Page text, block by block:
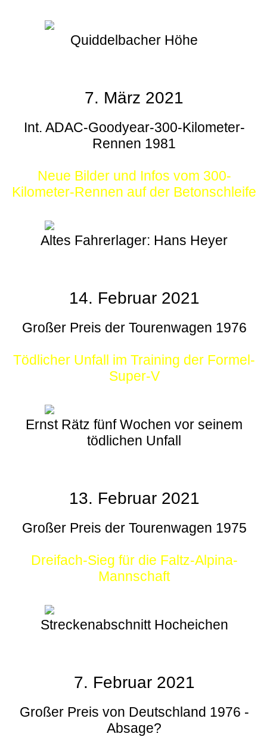
Quiddelbacher Höhe
7. März 2021
Int. ADAC-Goodyear-300-Kilometer-
Rennen 1981
Neue Bilder und Infos vom 300-
Kilometer-Rennen auf der Betonschleife
Altes Fahrerlager: Hans Heyer
14. Februar 2021
Großer Preis der Tourenwagen 1976
Tödlicher Unfall im Training der Formel-
Super-V
Ernst Rätz fünf Wochen vor seinem
tödlichen Unfall
13. Februar 2021
Großer Preis der Tourenwagen 1975
Dreifach-Sieg für die Faltz-Alpina-
Mannschaft
Streckenabschnitt Hocheichen
7. Februar 2021
Großer Preis von Deutschland 1976 -
Absage?